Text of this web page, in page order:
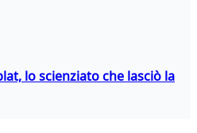
lo scienziato che lasciò la